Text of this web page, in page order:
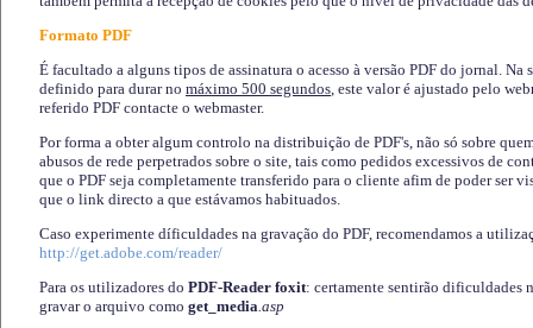
Formato PDF
É facultado a alguns tipos de assinatura o acesso à versão PDF do jornal. Na
definido para durar no máximo 500 segundos, este valor é ajustado pelo
referido PDF contacte o webmaster.
Por forma a obter algum controlo na distribuição de PDF's, não só sobre
abusos de rede perpetrados sobre o site, tais como pedidos excessivos de
que o PDF seja completamente transferido para o cliente afim de poder ser
que o link directo a que estávamos habituados.
Caso experimente díficuldades na gravação do PDF, recomendamos a
http://get.adobe.com/reader/
Para os utilizadores do PDF-Reader foxit: certamente sentirão dificuldades
gravar o arquivo como get_media.asp